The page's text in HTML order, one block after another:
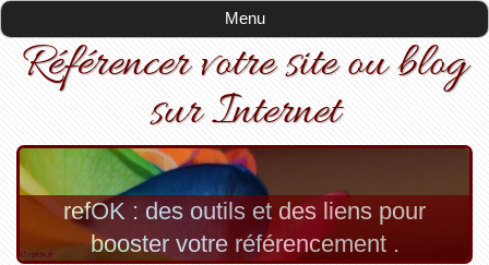
Menu
Référencer votre site ou blog
sur Internet
refOK : des outils et des liens pour
booster votre référencement .